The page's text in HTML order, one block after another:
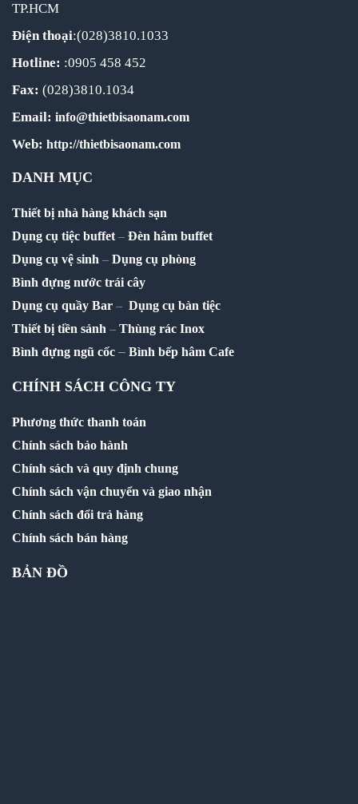
TP.HCM
Điện thoại:(028)3810.1033
Hotline: :0905 458 452
Fax: (028)3810.1034
Email: info@thietbisaonam.com
Web: http://thietbisaonam.com
DANH MỤC
Thiết bị nhà hàng khách sạn
Dụng cụ tiệc buffet – Đèn hâm buffet
Dụng cụ vệ sinh – Dụng cụ phòng
Bình đựng nước trái cây
Dụng cụ quầy Bar – Dụng cụ bàn tiệc
Thiết bị tiền sảnh – Thùng rác Inox
Bình đựng ngũ cốc – Bình bếp hâm Cafe
CHÍNH SÁCH CÔNG TY
Phương thức thanh toán
Chính sách bảo hành
Chính sách và quy định chung
Chính sách vận chuyển và giao nhận
Chính sách đổi trả hàng
Chính sách bán hàng
BẢN ĐỒ